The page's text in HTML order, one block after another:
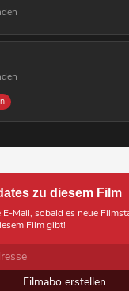
zu diesem Film
Mail, sobald es neue
Film gibt!
Filmabo erstellen